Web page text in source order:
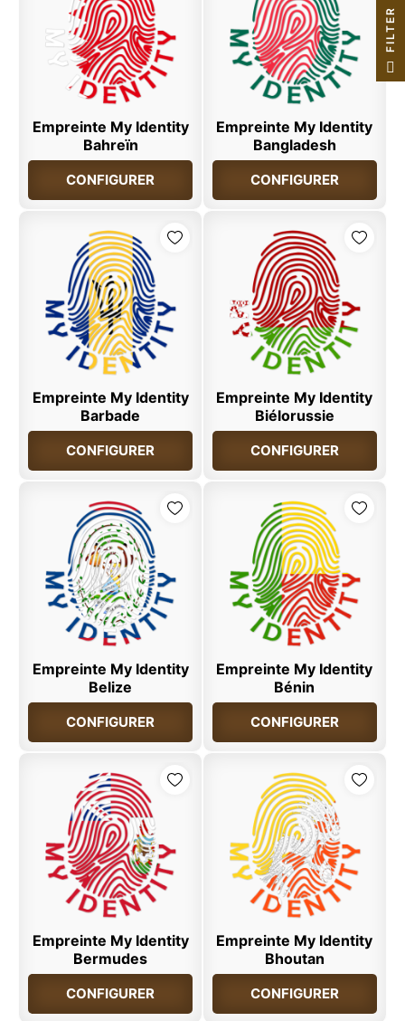
Empreinte My Identity
Bahreïn
CONFIGURER
Empreinte My Identity
Bangladesh
CONFIGURER
Empreinte My Identity
Barbade
CONFIGURER
Empreinte My Identity
Biélorussie
CONFIGURER
Empreinte My Identity
Belize
CONFIGURER
Empreinte My Identity
Bénin
CONFIGURER
Empreinte My Identity
Bermudes
CONFIGURER
Empreinte My Identity
Bhoutan
CONFIGURER
R